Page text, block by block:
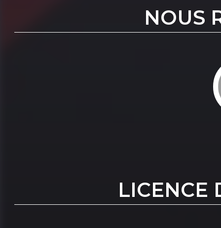
NOUS
LICENCE